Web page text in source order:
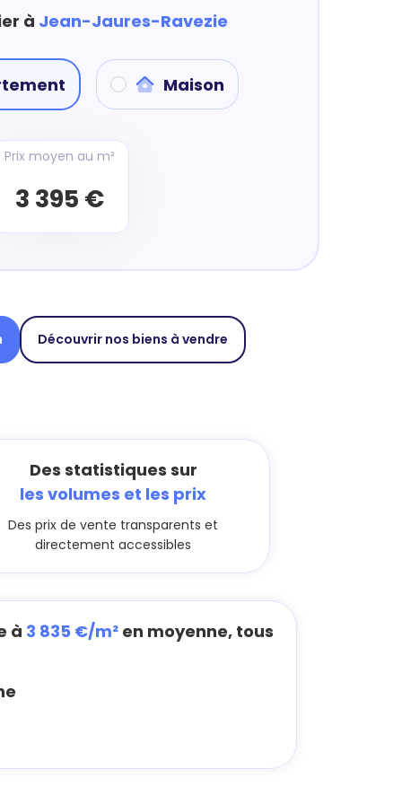
à Jean-Jaures-Ravezie
Maison
Prix moyen au m²
3 395 €
Découvrir nos biens à vendre
Des statistiques sur
les volumes et les prix
Des prix de vente transparents et
directement accessibles
à 3 835 €/m² en moyenne, tous